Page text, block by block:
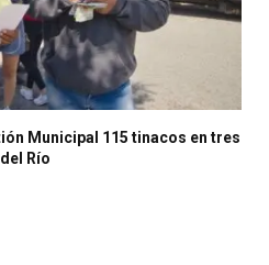
Municipal 115 tinacos en tres
Río